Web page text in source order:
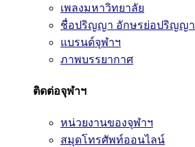
เพลงมหาวิทยาลัย
ชื่อปริญญา อักษรย่อปริญญา
แบรนด์จุฬาฯ
ภาพบรรยากาศ
ติดต่อจุฬาฯ
หน่วยงานของจุฬาฯ
สมุดโทรศัพท์ออนไลน์